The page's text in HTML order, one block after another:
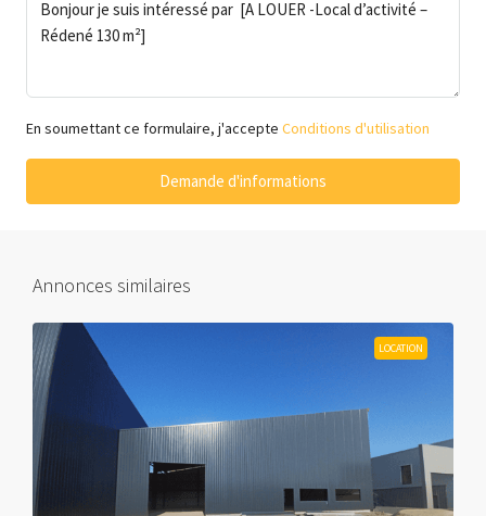
En soumettant ce formulaire, j'accepte Conditions d'utilisation
Demande d'informations
Annonces similaires
LOCATION